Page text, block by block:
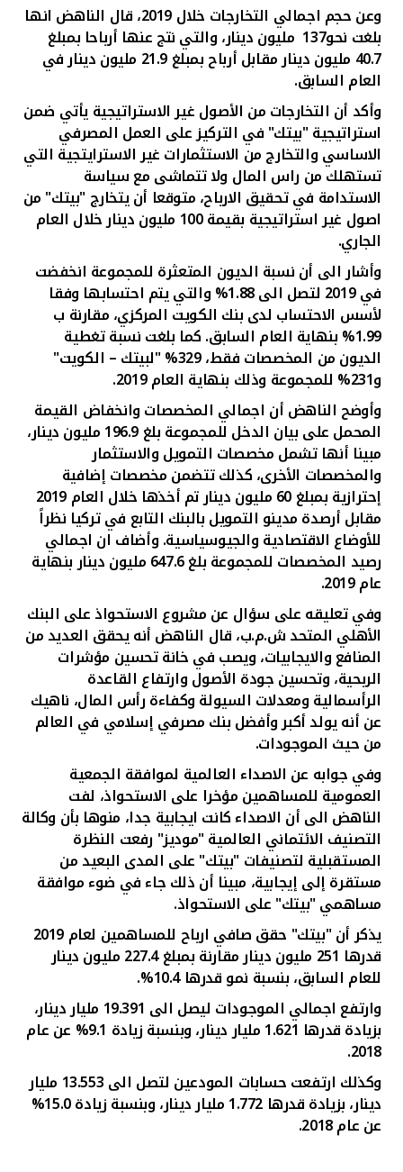
وعن حجم اجمالي التخارجات خلال 2019، قال الناهض انها
بلغت نحو137 مليون دينار، والتي نتج عنها أرباحا بمبلغ
40.7 مليون دينار مقابل أرباح بمبلغ 21.9 مليون دينار في
العام السابق.
وأكد أن التخارجات من الأصول غير الاستراتيجية يأتي ضمن
استراتيجية "بيتك" في التركيز على العمل المصرفي
الاساسي والتخارج من الاستثمارات غير الاسترايتجية التي
تستهلك من راس المال ولا تتماشى مع سياسة
الاستدامة في تحقيق الارباح، متوقعا أن يتخارج "بيتك" من
اصول غير استراتيجية بقيمة 100 مليون دينار خلال العام
الجاري.
وأشار الى أن نسبة الديون المتعثرة للمجموعة انخفضت
في 2019 لتصل الى 1.88% والتي يتم احتسابها وفقا
لأسس الاحتساب لدى بنك الكويت المركزي، مقارنة ب
1.99% بنهاية العام السابق .كما بلغت نسبة تغطية
الديون من المخصصات فقط، 329% "لبيتك – الكويت"
و231% للمجموعة وذلك بنهاية العام 2019.
وأوضح الناهض أن اجمالي المخصصات وانخفاض القيمة
المحمل على بيان الدخل للمجموعة بلغ 196.9 مليون دينار،
مبينا أنها تشمل مخصصات التمويل والاستثمار
والمخصصات الأخرى، كذلك تتضمن مخصصات إضافية
إحترازية بمبلغ 60 مليون دينار تم أخذها خلال العام 2019
مقابل أرصدة مدينو التمويل بالبنك التابع في تركيا نظراً
للأوضاع الاقتصادية والجيوسياسية.وأضاف ان اجمالي
رصيد المخصصات للمجموعة بلغ 647.6 مليون دينار بنهاية
عام 2019.
وفي تعليقه على سؤال عن مشروع الاستحواذ على البنك
الأهلي المتحد ش.م.ب، قال الناهض أنه يحقق العديد من
المنافع والايجابيات، ويصب في خانة تحسين مؤشرات
الربحية، وتحسين جودة الأصول وارتفاع القاعدة
الرأسمالية ومعدلات السيولة وكفاءة رأس المال، ناهيك
عن أنه يولد أكبر وأفضل بنك مصرفي إسلامي في العالم
من حيث الموجودات.
وفي جوابه عن الاصداء العالمية لموافقة الجمعية
العمومية للمساهمين مؤخرا على الاستحواذ، لفت
الناهض الى أن الاصداء كانت ايجابية جدا، منوها بأن وكالة
التصنيف الائتماني العالمية "موديز" رفعت النظرة
المستقبلية لتصنيفات "بيتك" على المدى البعيد من
مستقرة إلى إيجابية، مبينا أن ذلك جاء في ضوء موافقة
مساهمي "بيتك" على الاستحواذ.
يذكر أن "بيتك" حقق صافي ارباح للمساهمين لعام 2019
قدرها 251 مليون دينار مقارنة بمبلغ 227.4 مليون دينار
للعام السابق، بنسبة نمو قدرها 10.4%.
وارتفع اجمالي الموجودات ليصل الى 19.391 مليار دينار،
بزيادة قدرها 1.621 مليار دينار، وبنسبة زيادة 9.1% عن عام
2018.
وكذلك ارتفعت حسابات المودعين لتصل الى 13.553 مليار
دينار، بزيادة قدرها 1.772 مليار دينار، وبنسبة زيادة 15.0%
عن عام 2018.